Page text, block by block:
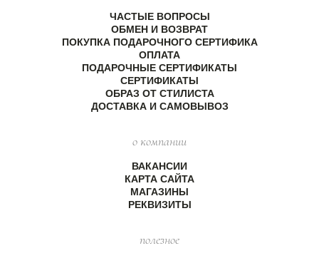
ЧАСТЫЕ ВОПРОСЫ
ОБМЕН И ВОЗВРАТ
ПОКУПКА ПОДАРОЧНОГО СЕРТИФИКА
ОПЛАТА
ПОДАРОЧНЫЕ СЕРТИФИКАТЫ
СЕРТИФИКАТЫ
ОБРАЗ ОТ СТИЛИСТА
ДОСТАВКА И САМОВЫВОЗ
о компании
ВАКАНСИИ
КАРТА САЙТА
МАГАЗИНЫ
РЕКВИЗИТЫ
полезное